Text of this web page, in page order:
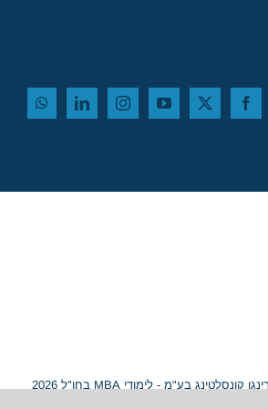
כל הזכויות שמורות לארינגו קונסלטינג בע"מ - לימודי MBA בחו"ל 2026